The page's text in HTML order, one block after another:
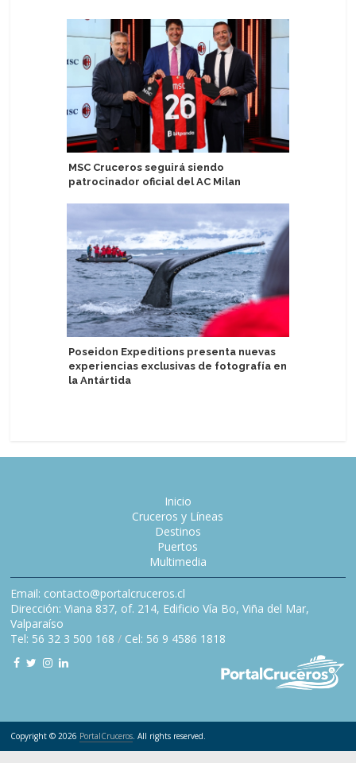
MSC Cruceros seguirá siendo
patrocinador oficial del AC Milan
Poseidon Expeditions presenta nuevas
experiencias exclusivas de fotografía en
la Antártida
Inicio
Cruceros y Líneas
Destinos
Puertos
Multimedia
Email: contacto@portalcruceros.cl
Dirección: Viana 837, of. 214, Edificio Vía Bo, Viña del Mar,
Valparaíso
Tel: 56 32 3 500 168 / Cel: 56 9 4586 1818
Copyright © 2026 PortalCruceros. All rights reserved.